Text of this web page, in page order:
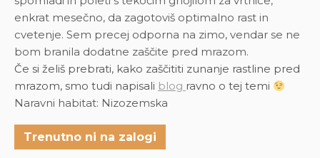
enkrat mesečno, da zagotoviš optimalno rast in
cvetenje. Sem precej odporna na zimo, vendar se ne
bom branila dodatne zaščite pred mrazom.
Če si želiš prebrati, kako zaščititi zunanje rastline pred
mrazom, smo tudi napisali blog ravno o tej temi
Naravni habitat: Nizozemska
Trenutno ni na zalogi